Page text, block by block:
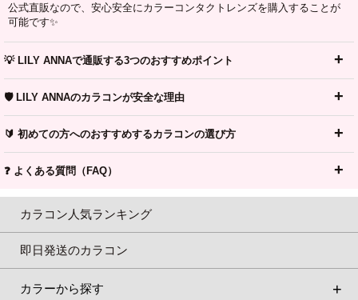
公式直販なので、安心安全にカラーコンタクトレンズを購入することが
可能です✨
💡 LILY ANNAで通販する3つのおすすめポイント
🛡️ LILY ANNAのカラコンが安全な理由
🔰 初めての方へのおすすめするカラコンの選び方
❓ よくある質問（FAQ）
カラコン人気ランキング
即日発送のカラコン
カラーから探す